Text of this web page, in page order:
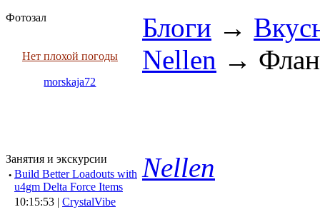
Фотозал
Нет плохой погоды
morskaja72
Занятия и экскурсии
· Build Better Loadouts with
u4gm Delta Force Items
10:15:53 | CrystalVibe
Блоги →
Nellen →
Nellen